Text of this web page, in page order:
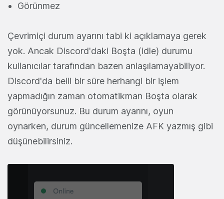
Görünmez
Çevrimiçi durum ayarını tabi ki açıklamaya gerek
yok. Ancak Discord'daki Boşta (idle) durumu
kullanıcılar tarafından bazen anlaşılamayabiliyor.
Discord'da belli bir süre herhangi bir işlem
yapmadığın zaman otomatikman Boşta olarak
görünüyorsunuz. Bu durum ayarını, oyun
oynarken, durum güncellemenize AFK yazmış gibi
düşünebilirsiniz.